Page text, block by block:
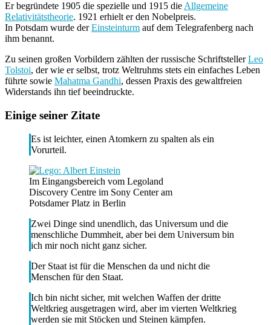
Er begründete 1905 die spezielle und 1915 die Allgemeine
Relativitätstheorie. 1921 erhielt er den Nobelpreis.
In Potsdam wurde derEinsteinturm auf dem Telegrafenberg nach
ihm benannt.
Zu seinen großen Vorbildern zählten der russische SchriftstellerLeo
Tolstoi, der wie er selbst, trotz Weltruhms stets ein einfaches Leben
führte sowie Mahatma Gandhi, dessen Praxis des gewaltfreien
Widerstands ihn tief beeindruckte.
Einige seiner Zitate
Es ist leichter, einen Atomkern zu spalten als ein
Vorurteil.
Im Eingangsbereich vom Legoland
Discovery Centre im Sony Center am
Potsdamer Platz in Berlin
Zwei Dinge sind unendlich, das Universum und die
menschliche Dummheit, aber bei dem Universum bin
ich mir noch nicht ganz sicher.
Der Staat ist für die Menschen da und nicht die
Menschen für den Staat.
Ich bin nicht sicher, mit welchen Waffen der dritte
Weltkrieg ausgetragen wird, aber im vierten Weltkrieg
werden sie mit Stöcken und Steinen kämpfen.